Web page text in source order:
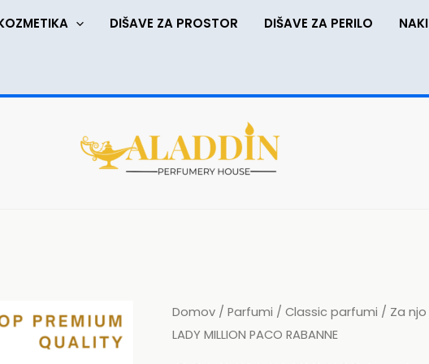
DIŠAVE ZA PROSTOR DIŠAVE ZA PERILO
Domov/ Parfumi / Classic parfumi / Za njo
LADY MILLION PACO RABANNE
Cenovni
razpon:
GOLDEN
EMPRESS